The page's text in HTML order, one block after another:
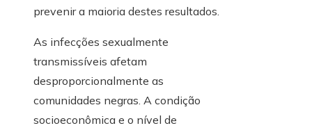
prevenir a maioria destes resultados.
As infecções sexualmente
transmissíveis afetam
desproporcionalmente as
comunidades negras. A condição
socioeconômica e o nível de